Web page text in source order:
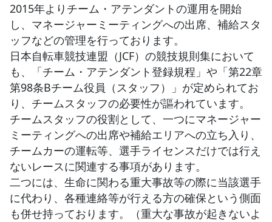
JBCF ROAD SERIESとは
2015年よりチーム・アテンダントの運用を開始
し、マネージャーミーティングへの出席、補給スタ
ッフなどの管理を行っております。
日本自転車競技連盟（JCF）の競技規則集において
も、「チーム・アテンダント登録規程」や「第22章
第98条Bチーム役員（スタッフ）」が定められてお
り、チームスタッフの必要性が謳われています。
チームスタッフの役割として、一つにマネージャー
ミーティングへの出席や補給エリアへの立ち入り、
チームカーの運転等、選手ライセンスだけでは行え
ないレースに関連する事項があります。
二つには、生命に関わる重大事故等の際に当該選手
に代わり、各種連絡等が行える方の確保という側面
も併せ持っております。（重大な事故が起きないよ